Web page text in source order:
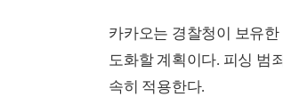
카카오는 경찰청이 보유
도화할 계획이다. 피싱 범
속히 적용한다.